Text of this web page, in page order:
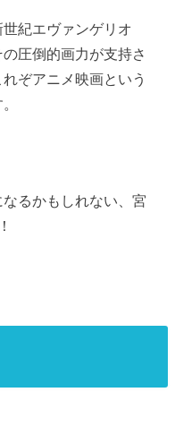
世紀エヴァンゲリオ
圧倒的画力が支持さ
ぞアニメ映画という
るかもしれない、宮